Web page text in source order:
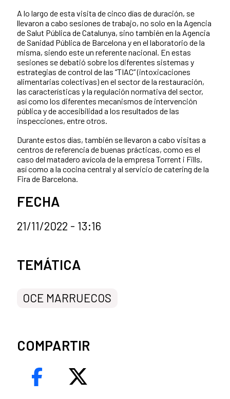
A lo largo de esta visita de cinco días de duración, se
llevaron a cabo sesiones de trabajo, no solo en la Agencia
de Salut Pública de Catalunya, sino también en la Agencia
de Sanidad Pública de Barcelona y en el laboratorio de la
misma, siendo este un referente nacional. En estas
sesiones se debatió sobre los diferentes sistemas y
estrategias de control de las “TIAC” (intoxicaciones
alimentarias colectivas) en el sector de la restauración,
las características y la regulación normativa del sector,
así como los diferentes mecanismos de intervención
pública y de accesibilidad a los resultados de las
inspecciones, entre otros.
Durante estos días, también se llevaron a cabo visitas a
centros de referencia de buenas prácticas, como es el
caso del matadero avícola de la empresa Torrent i Fills,
así como a la cocina central y al servicio de catering de la
Fira de Barcelona.
FECHA
21/11/2022 - 13:16
Categorías de la noticia
TEMÁTICA
OCE MARRUECOS
COMPARTIR